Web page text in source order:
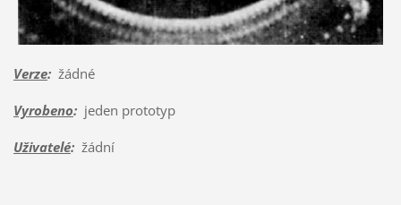
Verze:žádné
Vyrobeno:jeden prototyp
Uživatelé:žádní